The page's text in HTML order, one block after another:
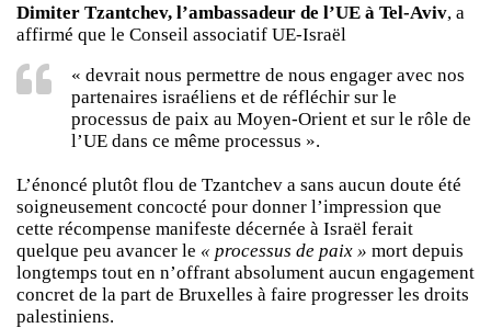
Dimiter Tzantchev, l’ambassadeur de l’UE à Tel-Aviv, a
affirmé que le Conseil associatif UE-Israël
« devrait nous permettre de nous engager avec nos
partenaires israéliens et de réfléchir sur le
processus de paix au Moyen-Orient et sur le rôle de
l’UE dans ce même processus ».
L’énoncé plutôt flou de Tzantchev a sans aucun doute été
soigneusement concocté pour donner l’impression que
cette récompense manifeste décernée à Israël ferait
quelque peu avancer le « processus de paix » mort depuis
longtemps tout en n’offrant absolument aucun engagement
concret de la part de Bruxelles à faire progresser les droits
palestiniens.